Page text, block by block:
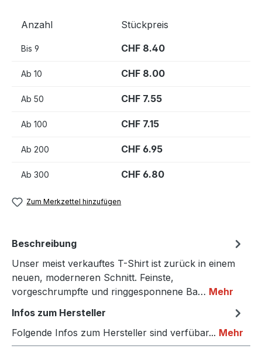
Anzahl Stückpreis
Bis 9 CHF 8.40
Ab 10 CHF 8.00
Ab 50 CHF 7.55
Ab 100 CHF 7.15
Ab 200 CHF 6.95
Ab 300 CHF 6.80
Zum Merkzettel hinzufügen
Beschreibung
Unser meist verkauftes T-Shirt ist zurück in einem
neuen, moderneren Schnitt. Feinste,
vorgeschrumpfte und ringgesponnene Ba… Mehr
Infos zum Hersteller
Folgende Infos zum Hersteller sind verfübar... Mehr